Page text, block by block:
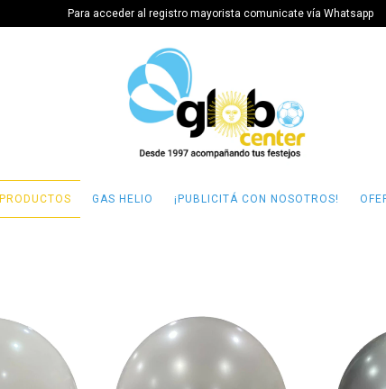
Para acceder al registro mayorista comunicate vía Whatsapp
PRODUCTOS GAS HELIO ¡PUBLICITÁ CON NOSOTROS!